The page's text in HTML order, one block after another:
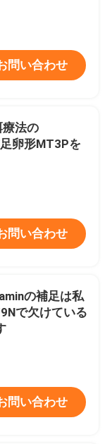
問い合わせ
法の
卵形MT3Pを
問い合わせ
の補足は私
で欠けている
問い合わせ